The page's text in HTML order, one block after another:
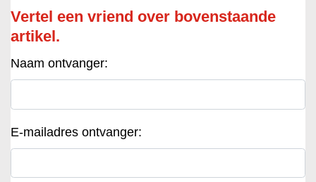
Vertel een vriend over bovenstaande
artikel.
Naam ontvanger:
E-mailadres ontvanger: